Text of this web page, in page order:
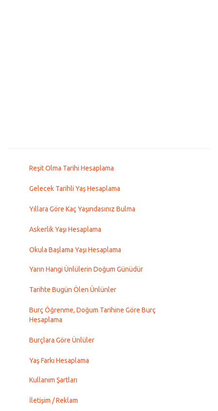
Reşit Olma Tarihi Hesaplama
Gelecek Tarihli Yaş Hesaplama
Yıllara Göre Kaç Yaşındasınız Bulma
Askerlik Yaşı Hesaplama
Okula Başlama Yaşı Hesaplama
Yarın Hangi Ünlülerin Doğum Günüdür
Tarihte Bugün Ölen Ünlünler
Burç Öğrenme, Doğum Tarihine Göre Burç
Hesaplama
Burçlara Göre Ünlüler
Yaş Farkı Hesaplama
Kullanım Şartları
İletişim / Reklam